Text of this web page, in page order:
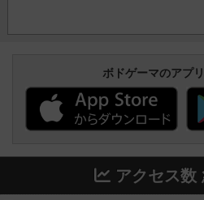
ボドゲーマのアプ
アクセス数